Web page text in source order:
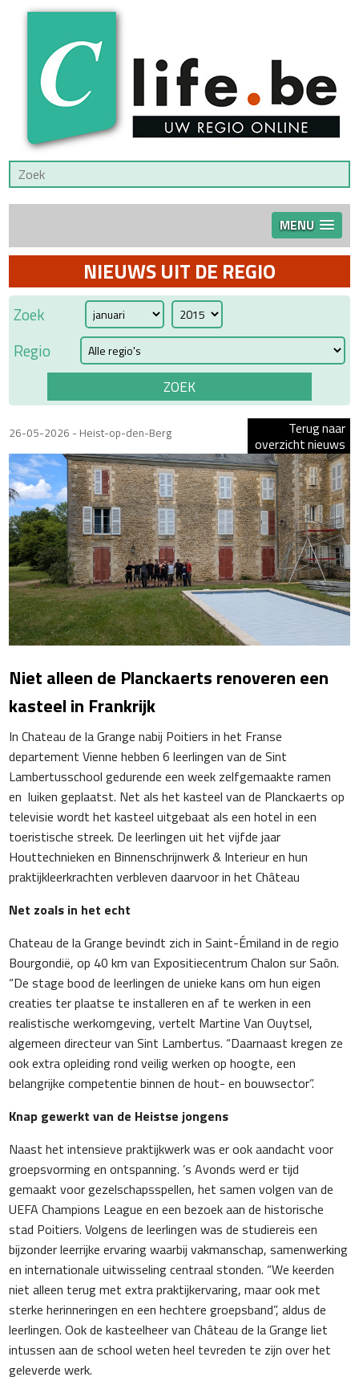
MENU
NIEUWS UIT DE REGIO
Zoek
Regio
26-05-2026 - Heist-op-den-Berg
Terug naar
overzicht nieuws
Niet alleen de Planckaerts renoveren een
kasteel in Frankrijk
In Chateau de la Grange nabij Poitiers in het Franse
departement Vienne hebben 6 leerlingen van de Sint
Lambertusschool gedurende een week zelfgemaakte ramen
en luiken geplaatst. Net als het kasteel van de Planckaerts op
televisie wordt het kasteel uitgebaat als een hotel in een
toeristische streek. De leerlingen uit het vijfde jaar
Houttechnieken en Binnenschrijnwerk & Interieur en hun
praktijkleerkrachten verbleven daarvoor in het Château
Net zoals in het echt
Chateau de la Grange bevindt zich in Saint-Émiland in de regio
Bourgondië, op 40 km van Expositiecentrum Chalon sur Saôn.
“De stage bood de leerlingen de unieke kans om hun eigen
creaties ter plaatse te installeren en af te werken in een
realistische werkomgeving, vertelt Martine Van Ouytsel,
algemeen directeur van Sint Lambertus. “Daarnaast kregen ze
ook extra opleiding rond veilig werken op hoogte, een
belangrijke competentie binnen de hout- en bouwsector”.
Knap gewerkt van de Heistse jongens
Naast het intensieve praktijkwerk was er ook aandacht voor
groepsvorming en ontspanning. ’s Avonds werd er tijd
gemaakt voor gezelschapsspellen, het samen volgen van de
UEFA Champions League en een bezoek aan de historische
stad Poitiers. Volgens de leerlingen was de studiereis een
bijzonder leerrijke ervaring waarbij vakmanschap, samenwerking
en internationale uitwisseling centraal stonden. “We keerden
niet alleen terug met extra praktijkervaring, maar ook met
sterke herinneringen en een hechtere groepsband”, aldus de
leerlingen. Ook de kasteelheer van Château de la Grange liet
intussen aan de school weten heel tevreden te zijn over het
geleverde werk.